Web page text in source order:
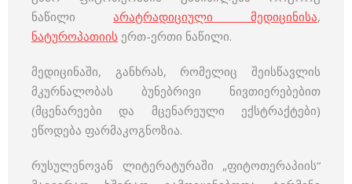
ნაწილი არატრადიციული მედიცინისა,
ნატუროპათიის ერთ-ერთი ნაწილი.
მედიცინაში, განხრას, რომელიც შეისწავლის
მკურნალობას ბუნებრივი ნივთიერებებით
(მცენარეები და მცენარეული ექსტრაქტები)
ეწოდება ფარმაკოგნოზია.
რუსულენოვან ლიტერატურაში „ფიტოთერაპიის“